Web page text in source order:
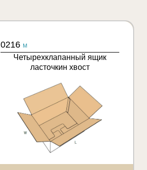
0216 M
Четырехклапанный ящик
ласточкин хвост